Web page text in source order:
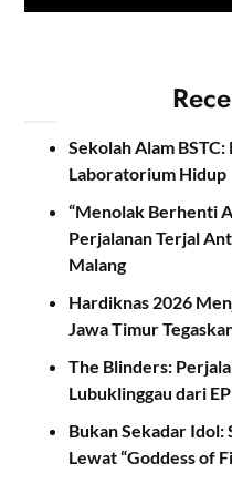
Sekolah Alam
Laboratorium Hidup
“Menolak Berhenti
Perjalanan Terjal
Malang
Hardiknas 2026
Jawa Timur
The Blinders:
Lubuklinggau dari
Bukan Sekadar
Lewat “Goddess of